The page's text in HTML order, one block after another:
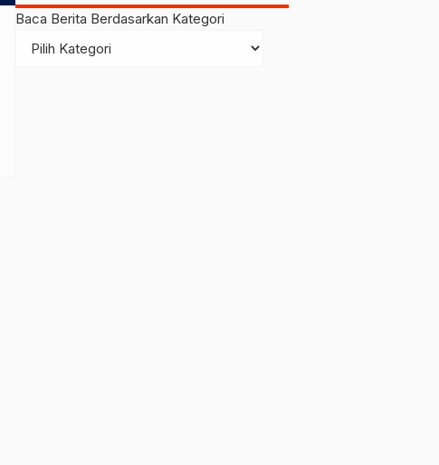
PT Arafah Alam
Sejahtera Diminta
Baca Berita Berdasarkan Kategori